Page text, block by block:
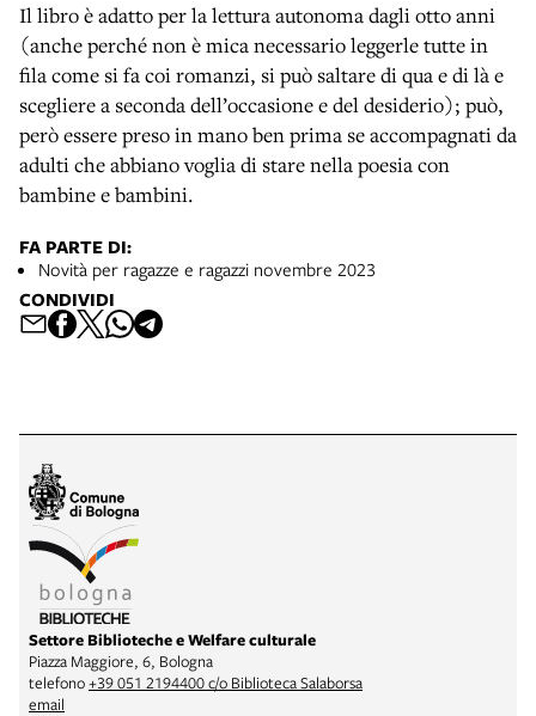
Il libro è adatto per la lettura autonoma dagli otto anni
(anche perché non è mica necessario leggerle tutte in
fila come si fa coi romanzi, si può saltare di qua e di là e
scegliere a seconda dell’occasione e del desiderio); può,
però essere preso in mano ben prima se accompagnati da
adulti che abbiano voglia di stare nella poesia con
bambine e bambini.
FA PARTE DI:
Novità per ragazze e ragazzi novembre 2023
CONDIVIDI
Settore Biblioteche e Welfare culturale
Piazza Maggiore, 6, Bologna
telefono+39 051 2194400 c/o Biblioteca Salaborsa
email